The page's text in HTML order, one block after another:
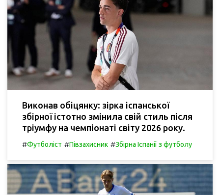
Виконав обіцянку: зірка іспанської
збірної істотно змінила свій стиль після
тріумфу на чемпіонаті світу 2026 року.
#Футболіст #Півзахисник #Збірна Іспанії з футболу